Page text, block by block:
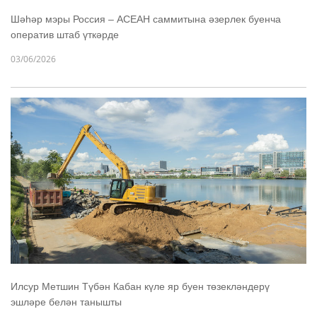
Шәһәр мэры Россия – АСЕАН саммитына әзерлек буенча
оператив штаб үткәрде
03/06/2026
Илсур Метшин Түбән Кабан күле яр буен төзекләндерү
эшләре белән танышты